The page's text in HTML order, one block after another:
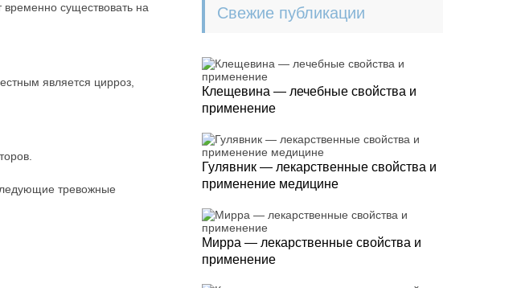
существовать на
является цирроз,
тревожные
Свежие публикации
Клещевина — лечебные свойства и
применение
Гулявник — лекарственные свойства и
применение медицине
Мирра — лекарственные свойства и
применение